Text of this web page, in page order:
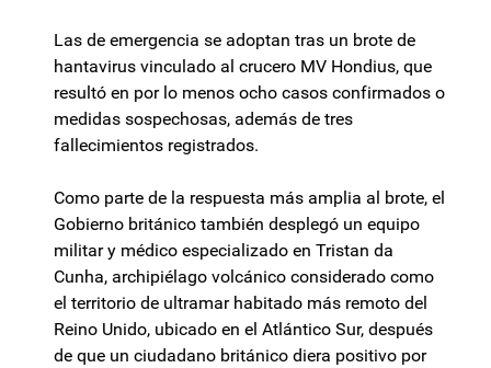
Las de emergencia se adoptan tras un brote de
hantavirus vinculado al crucero MV Hondius, que
resultó en por lo menos ocho casos confirmados o
medidas sospechosas, además de tres
fallecimientos registrados.
Como parte de la respuesta más amplia al brote, el
Gobierno británico también desplegó un equipo
militar y médico especializado en Tristan da
Cunha, archipiélago volcánico considerado como
el territorio de ultramar habitado más remoto del
Reino Unido, ubicado en el Atlántico Sur, después
de que un ciudadano británico diera positivo por